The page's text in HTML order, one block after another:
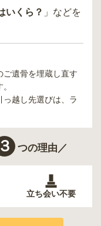
いくら？ 」などを
ご遺骨を埋蔵し直す
越し先選びは、ラ
３ つの理由／
立ち会い不要